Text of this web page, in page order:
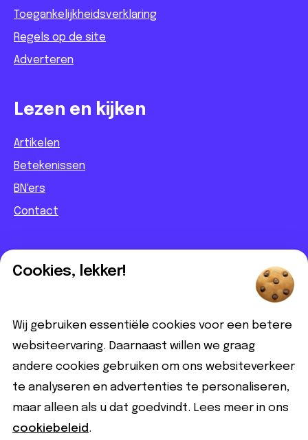
Toegankelijkheidsverklaring
Regels op de site
Adverteren
Lezen en kijken
Artikelen
Betekenissen
BN'ers
Contact
Informatief
Partnerbijdrage
Disclaimer
Volg ons
Cookies, lekker!
Wij gebruiken essentiële cookies voor een betere
websiteervaring. Daarnaast willen we graag
andere cookies gebruiken om ons websiteverkeer
te analyseren en advertenties te personaliseren,
maar alleen als u dat goedvindt. Lees meer in ons
cookiebeleid .